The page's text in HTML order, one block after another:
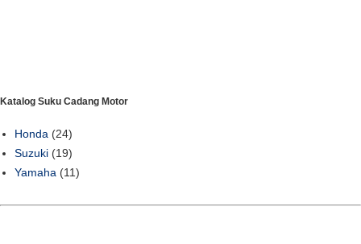
Katalog Suku Cadang Motor
Honda (24)
Suzuki (19)
Yamaha (11)